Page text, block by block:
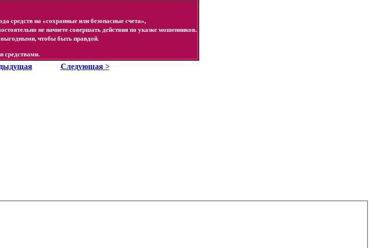
средств на «сохранные или безопасные счета»,
не начнете совершать действия по указке мошенников.
чтобы быть правдой.
средствами.
Следующая >